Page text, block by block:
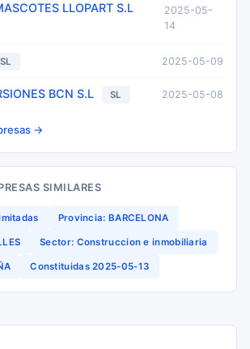
LLOPART S.L
2025-05-
14
SL 2025-05-09
BCN S.L SL 2025-05-08
→
SIMILARES
Provincia: BARCELONA
Sector: Construccion e inmobiliaria
Constituidas 2025-05-13